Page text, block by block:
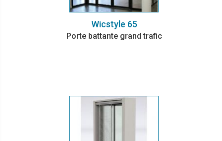
Wicstyle 65
Porte battante grand trafic